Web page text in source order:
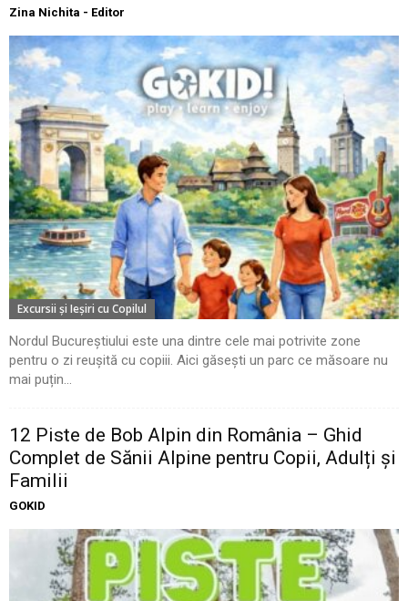
Zina Nichita - Editor
Excursii şi Ieşiri cu Copilul
Nordul Bucureștiului este una dintre cele mai potrivite zone
pentru o zi reușită cu copiii. Aici găsești un parc ce măsoare nu
mai puțin...
12 Piste de Bob Alpin din România – Ghid
Complet de Sănii Alpine pentru Copii, Adulți și
Familii
GOKID